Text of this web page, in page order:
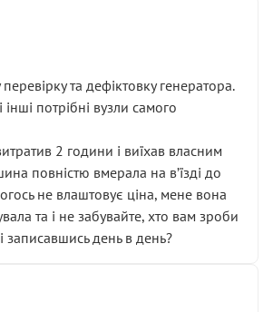
та дефіктовку генератора.
потрібні вузли самого
2 години і виїхав власним
повністю вмерала на вʼїзді до
не влаштовує ціна, мене вона
та і не забувайте, хто вам зроби
записавшись день в день?